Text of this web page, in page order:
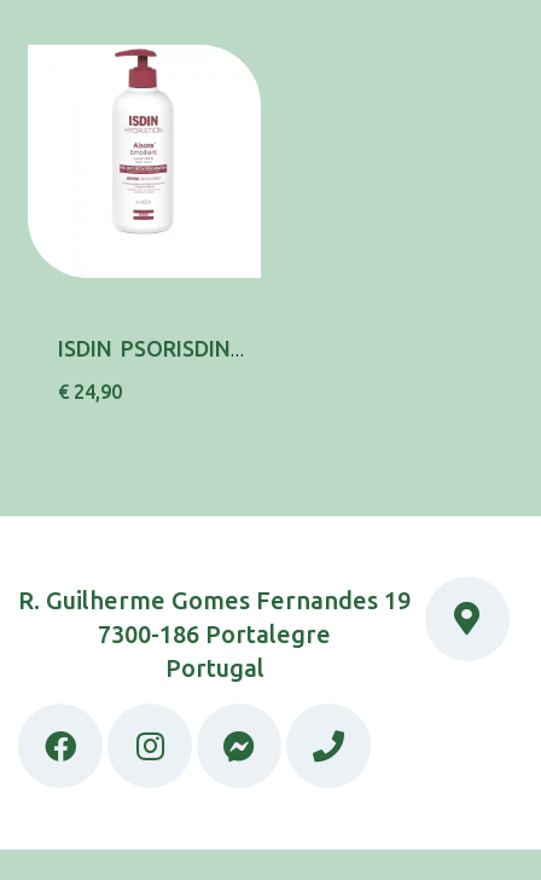
ISDIN PSORISDIN LOCAO EMOLIENT 400ML,
€ 24,90
R. Guilherme Gomes Fernandes 19
7300-186 Portalegre
Portugal